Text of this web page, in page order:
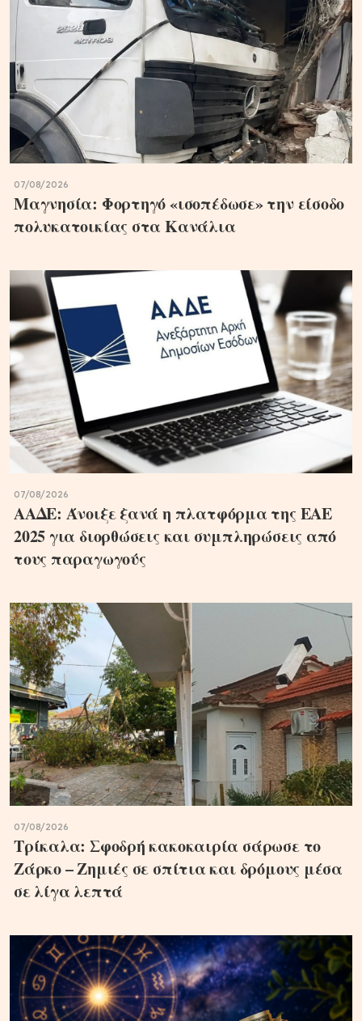
07/08/2026
Μαγνησία: Φορτηγό «ισοπέδωσε» την είσοδο
πολυκατοικίας στα Κανάλια
07/08/2026
ΑΑΔΕ: Άνοιξε ξανά η πλατφόρμα της ΕΑΕ
2025 για διορθώσεις και συμπληρώσεις από
τους παραγωγούς
07/08/2026
Τρίκαλα: Σφοδρή κακοκαιρία σάρωσε το
Ζάρκο – Ζημιές σε σπίτια και δρόμους μέσα
σε λίγα λεπτά